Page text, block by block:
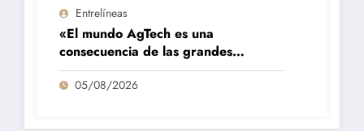
Entrelíneas
«El mundo AgTech es una
consecuencia de las grandes
fortalezas que tenemos en la región»
05/08/2026